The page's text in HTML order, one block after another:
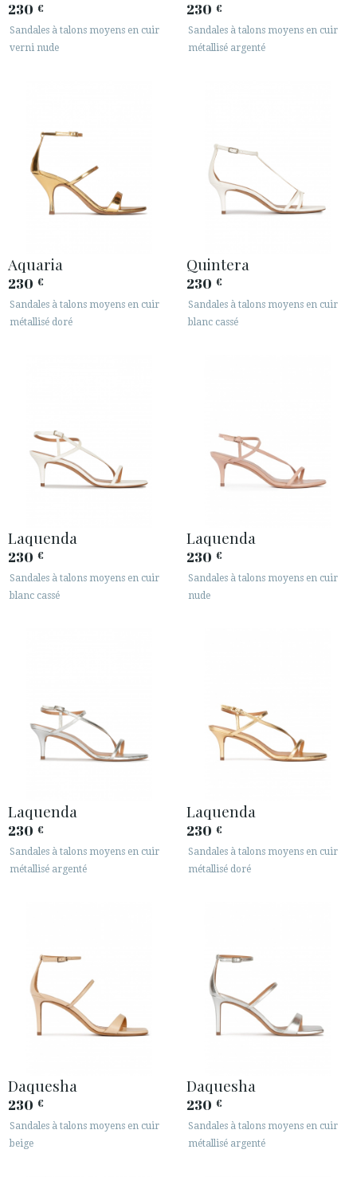
230 €
Sandales à talons moyens en cuir
verni nude
230 €
Sandales à talons moyens en cuir
métallisé argenté
Aquaria
230 €
Sandales à talons moyens en cuir
métallisé doré
Quintera
230 €
Sandales à talons moyens en cuir
blanc cassé
Laquenda
230 €
Sandales à talons moyens en cuir
blanc cassé
Laquenda
230 €
Sandales à talons moyens en cuir
nude
Laquenda
230 €
Sandales à talons moyens en cuir
métallisé argenté
Laquenda
230 €
Sandales à talons moyens en cuir
métallisé doré
Daquesha
230 €
Sandales à talons moyens en cuir
beige
Daquesha
230 €
Sandales à talons moyens en cuir
métallisé argenté